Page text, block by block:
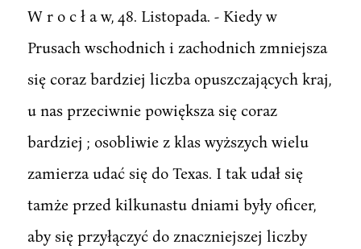
W r o c ł a w, 48. Listopada. - Kiedy w
Prusach wschodnich i zachodnich zmniejsza
się coraz bardziej liczba opuszczających kraj,
u nas przeciwnie powiększa się coraz
bardziej ; osobliwie z klas wyższych wielu
zamierza udać się do Texas. I tak udał się
tamże przed kilkunastu dniami były oficer,
aby się przyłączyć do znaczniejszej liczby